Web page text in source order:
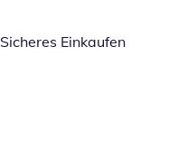
Sicheres Einkaufen